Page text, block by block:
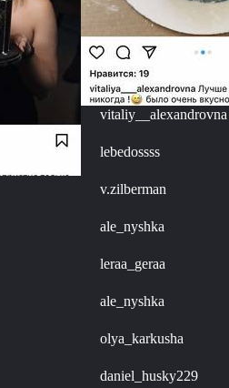
vitaliy__alexandrovna
lebedossss
v.zilberman
ale_nyshka
leraa_geraa
ale_nyshka
olya_karkusha
daniel_husky229